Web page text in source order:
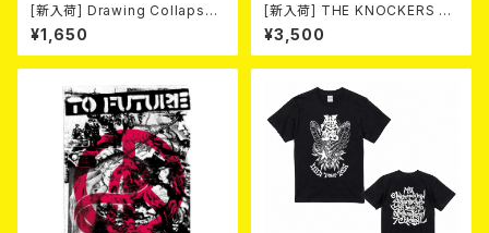
[新入荷] Drawing Collaps
e//IL BASTARDO / GRIND S
LAM (CD)
¥1,650
[新入荷] THE KNOCKERS 『S
CUM COLLECTION 1999
～2013』(2xCD)
¥3,500